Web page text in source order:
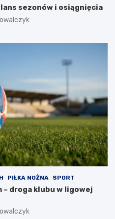
sezonów i osiągnięcia
PIŁKA NOŻNA SPORT
– droga klubu w ligowej